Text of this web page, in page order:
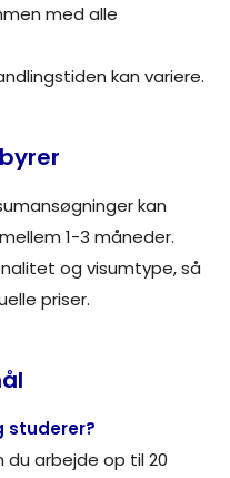
med alle
kan variere.
kan
1-3 måneder.
og visumtype, så
priser.
studerer?
du arbejde op til 20